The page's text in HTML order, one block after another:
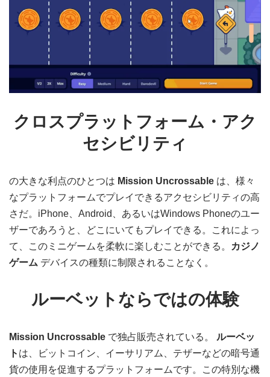
クロスプラットフォーム・アク
セシビリティ
の大きな利点のひとつは Mission Uncrossable は、様々
なプラットフォームでプレイできるアクセシビリティの高
さだ。iPhone、Android、あるいはWindows Phoneのユー
ザーであろうと、どこにいてもプレイできる。これによっ
て、このミニゲームを柔軟に楽しむことができる。
カジノ
ゲーム デバイスの種類に制限されることなく。
ルーベットならではの体験
Mission Uncrossable で独占販売されている。 ルーベッ
ト は、ビットコイン、イーサリアム、テザーなどの暗号通
貨の使用を促進するプラットフォームです。この特別な機